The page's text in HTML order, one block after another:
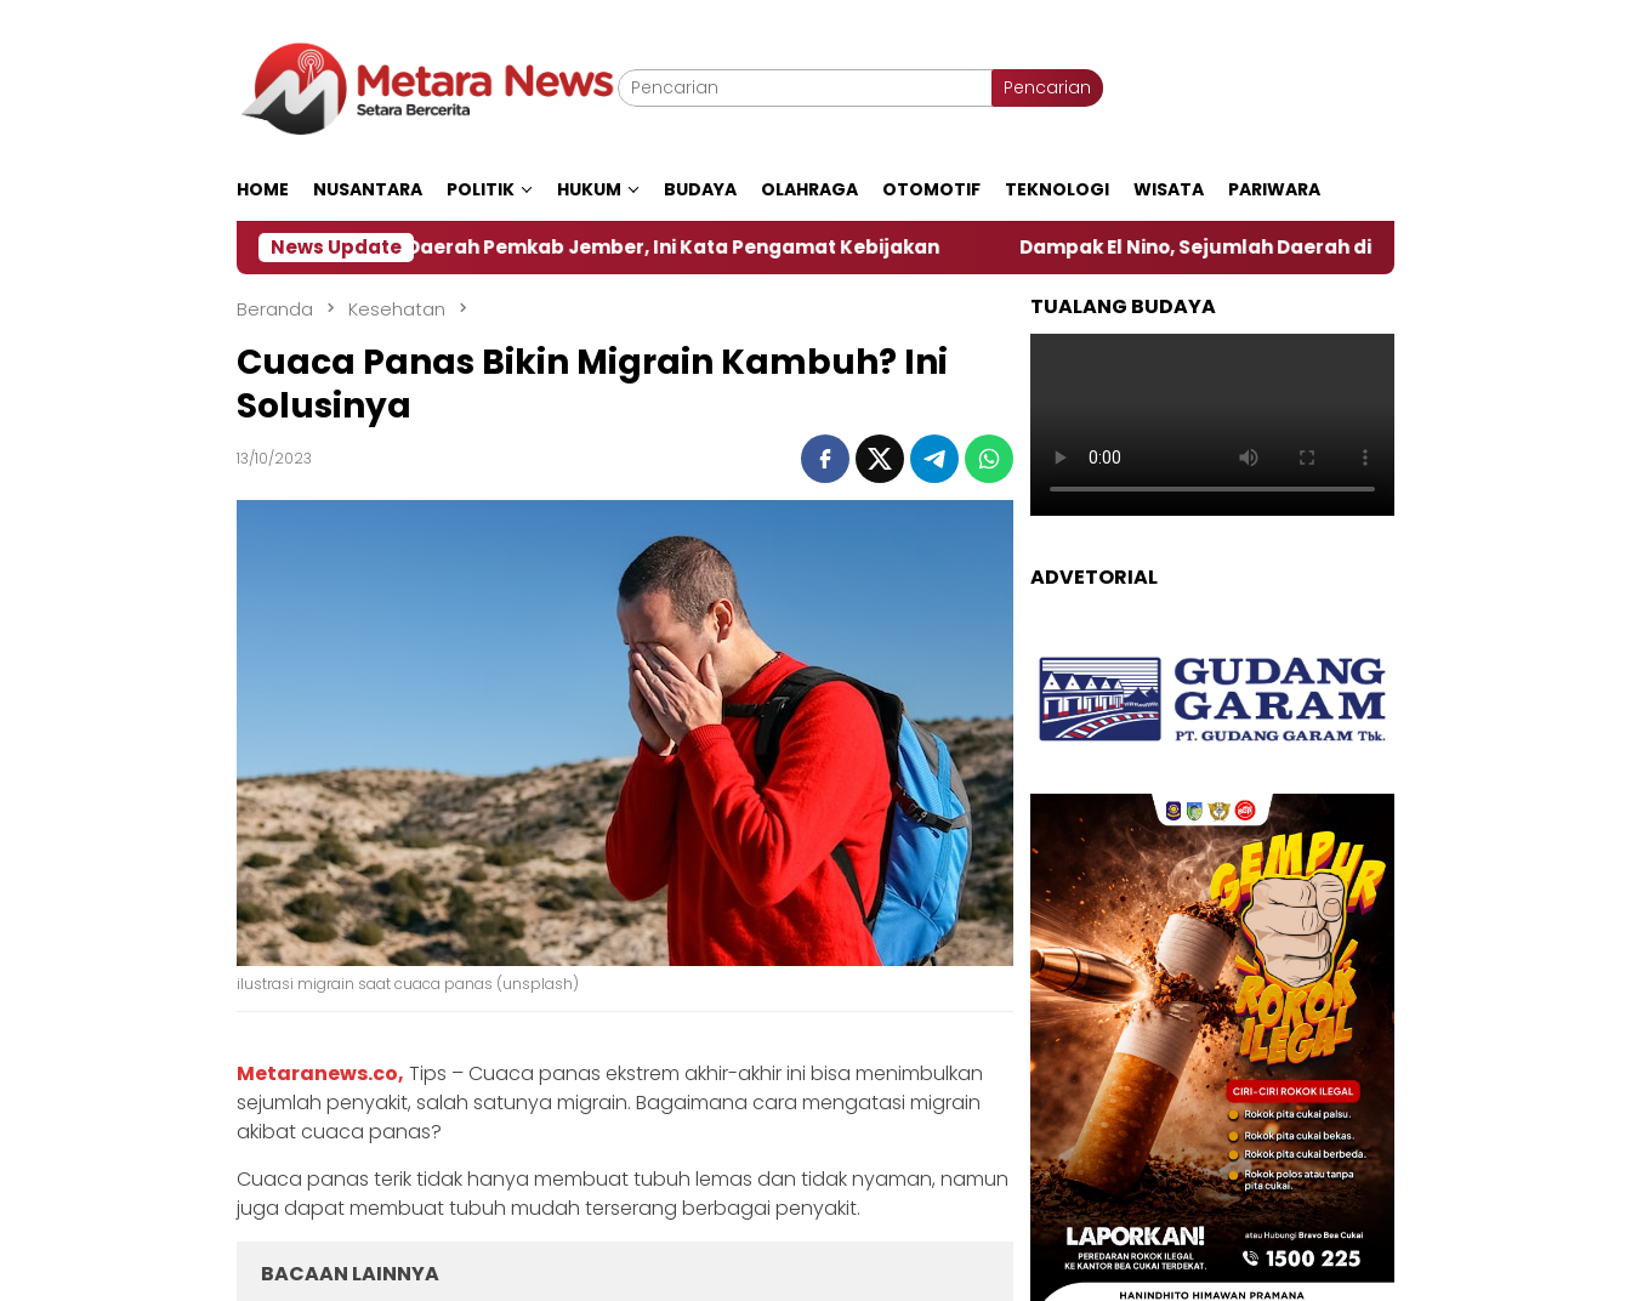
Pencarian
HOME NUSANTARA POLITIK HUKUM BUDAYA OLAHRAGA OTOMOTIF TEKNOLOGI WISATA PARIWARA
News Update
‎Soal Rencana Pinjaman Daerah Pemkab Jember, Ini Kata Pengamat Kebijakan ‎ Dampak El Nino, Sejumlah Daerah di Jember Alami Krisi Air
Beranda Kesehatan
Cuaca Panas Bikin Migrain Kambuh? Ini
Solusinya
13/10/2023
ilustrasi migrain saat cuaca panas (unsplash)
Metaranews.co, Tips – Cuaca panas ekstrem akhir-akhir ini bisa menimbulkan
sejumlah penyakit, salah satunya migrain. Bagaimana cara mengatasi migrain
akibat cuaca panas?
Cuaca panas terik tidak hanya membuat tubuh lemas dan tidak nyaman, namun
juga dapat membuat tubuh mudah terserang berbagai penyakit.
BACAAN LAINNYA
TUALANG BUDAYA
ADVETORIAL